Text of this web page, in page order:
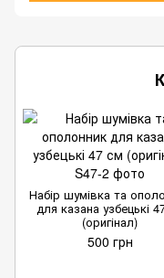
Набір шумівка та
для казана узбецькі
(оригінал)
500 грн